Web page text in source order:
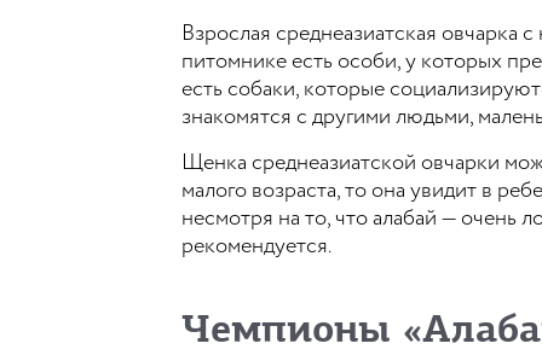
Взрослая среднеазиатская овчарка
питомнике есть особи, у которых
есть собаки, которые
знакомятся с другими людьми,
Щенка среднеазиатской овчарки
малого возраста, то она увидит в
несмотря на то, что алабай — очень
рекомендуется.
Чемпионы